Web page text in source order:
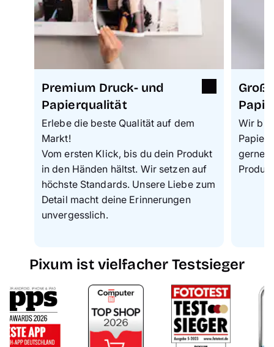
Premium Druck- und
Papierqualität
Erlebe die beste Qualität auf dem
Markt!
Vom ersten Klick, bis du dein Produkt
in den Händen hältst. Wir setzen auf
höchste Standards. Unsere Liebe zum
Detail macht deine Erinnerungen
unvergesslich.
Wir
gerne
Pixum ist vielfacher Testsieger